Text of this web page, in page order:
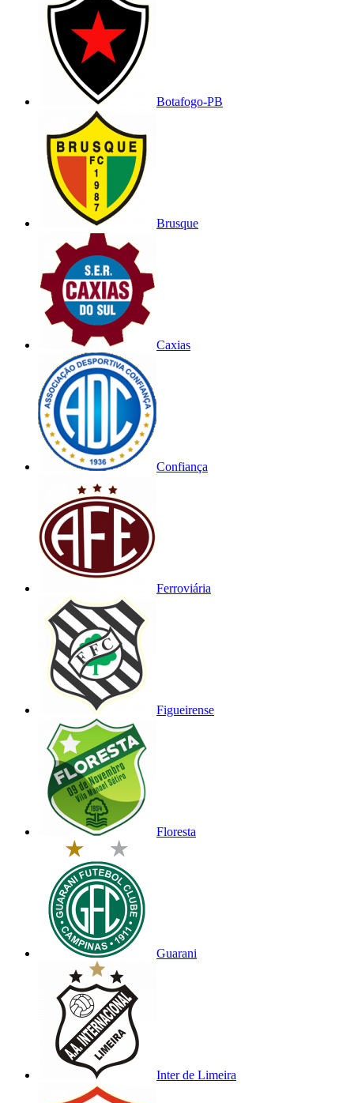
Botafogo-PB
Brusque
Caxias
Confiança
Ferroviária
Figueirense
Floresta
Guarani
Inter de Limeira